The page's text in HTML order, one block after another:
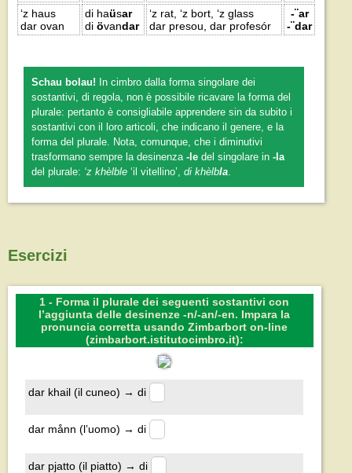
‘z haus
dar ovan
di haüsar
di övandar
‘z rat, ‘z bort, ‘z glass
dar presou, dar profesór
-¨ar
-¨dar
Schau bolau! In cimbro dalla forma singolare dei
sostantivi, di regola, non è possibile ricavare la forma del
plurale: pertanto è consigliabile apprendere sin da subito i
sostantivi con il loro articoli, che indicano il genere, e la
forma del plurale. Nota, comunque, che i diminutivi
trasformano sempre la desinenza -le del singolare in -la
del plurale: ‘z khèlble ‘il vitellino’, di khèlbla
Esercizi
1 - Forma il plurale dei seguenti sostantivi con
l’aggiunta delle desinenze -n/-an/-en. Impara la
pronuncia corretta usando Zimbarbort on-line
(zimbarbort.istitutocimbro.it):
dar khail (il cuneo) → di
dar månn (l’uomo) → di
dar pjatto (il piatto) → di